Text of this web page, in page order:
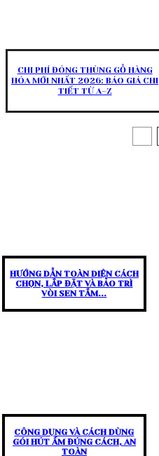
CHI PHÍ ĐÓNG THÙNG GỖ HÀNG
HÓA MỚI NHẤT 2026: BÁO GIÁ CHI
TIẾT TỪ A–Z
HƯỚNG DẪN TOÀN DIỆN CÁCH
CHỌN, LẮP ĐẶT VÀ BẢO TRÌ
VÒI SEN TẮM...
CÔNG DỤNG VÀ CÁCH DÙNG
GÓI HÚT ẨM ĐÚNG CÁCH, AN
TOÀN